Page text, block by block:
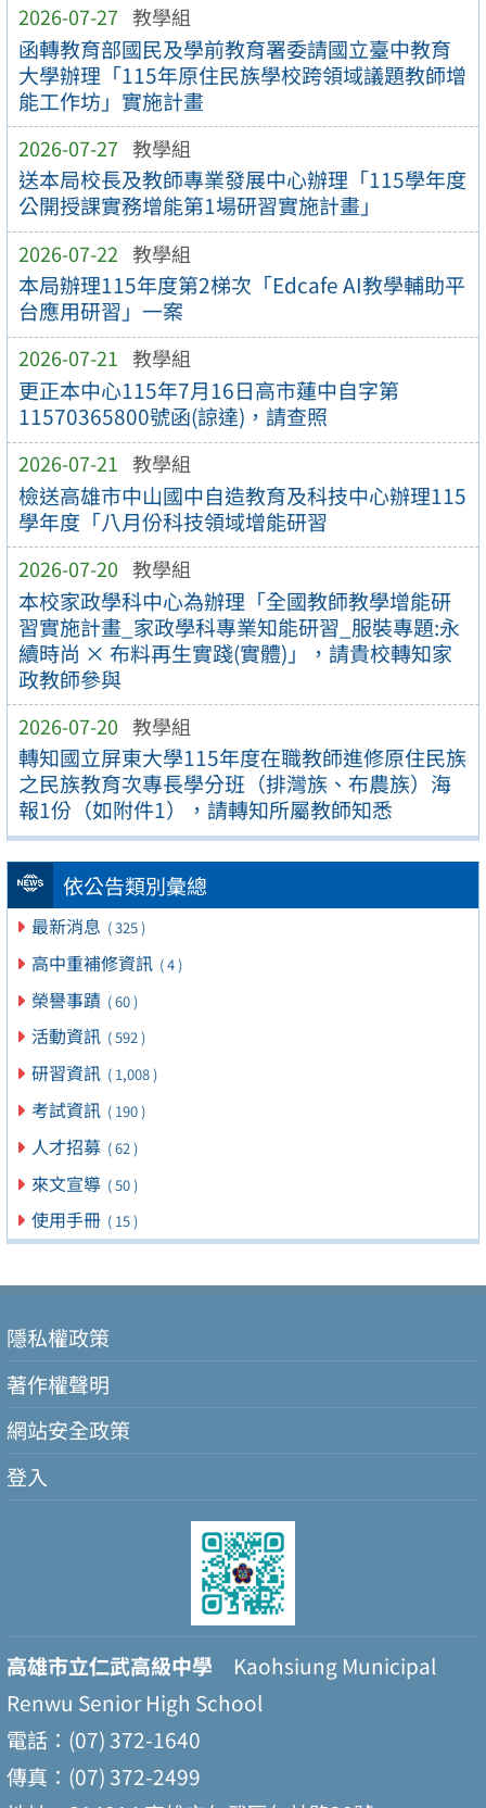
2026-07-27 教學組
函轉教育部國民及學前教育署委請國立臺中教育
大學辦理「115年原住民族學校跨領域議題教師增
能工作坊」實施計畫
2026-07-27 教學組
送本局校長及教師專業發展中心辦理「115學年度
公開授課實務增能第1場研習實施計畫」
2026-07-22 教學組
本局辦理115年度第2梯次「Edcafe AI教學輔助平
台應用研習」一案
2026-07-21 教學組
更正本中心115年7月16日高市蓮中自字第
11570365800號函(諒達)，請查照
2026-07-21 教學組
檢送高雄市中山國中自造教育及科技中心辦理115
學年度「八月份科技領域增能研習
2026-07-20 教學組
本校家政學科中心為辦理「全國教師教學增能研
習實施計畫_家政學科專業知能研習_服裝專題:永
續時尚 × 布料再生實踐(實體)」，請貴校轉知家
政教師參與
2026-07-20 教學組
轉知國立屏東大學115年度在職教師進修原住民族
之民族教育次專長學分班（排灣族、布農族）海
報1份（如附件1），請轉知所屬教師知悉
依公告類別彙總
最新消息 ( 325 )
高中重補修資訊 ( 4 )
榮譽事蹟 ( 60 )
活動資訊 ( 592 )
研習資訊 ( 1,008 )
考試資訊 ( 190 )
人才招募 ( 62 )
來文宣導 ( 50 )
使用手冊 ( 15 )
隱私權政策
著作權聲明
網站安全政策
登入
高雄市立仁武高級中學 Kaohsiung Municipal
Renwu Senior High School
電話：(07) 372-1640
傳真：(07) 372-2499